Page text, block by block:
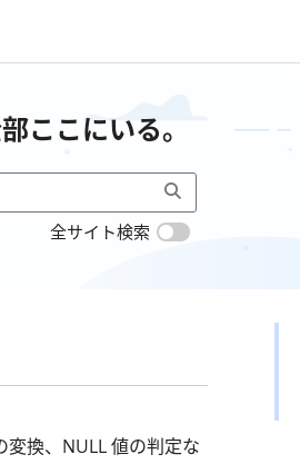
ここにいる。
全サイト検索
変換、NULL 値の判定な